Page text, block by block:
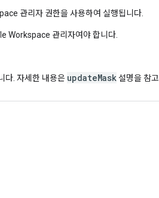
관리자 권한을 사용하여 실행됩니다.
Workspace 관리자여야 합니다.
다. 자세한 내용은 updateMask 설명을 참고